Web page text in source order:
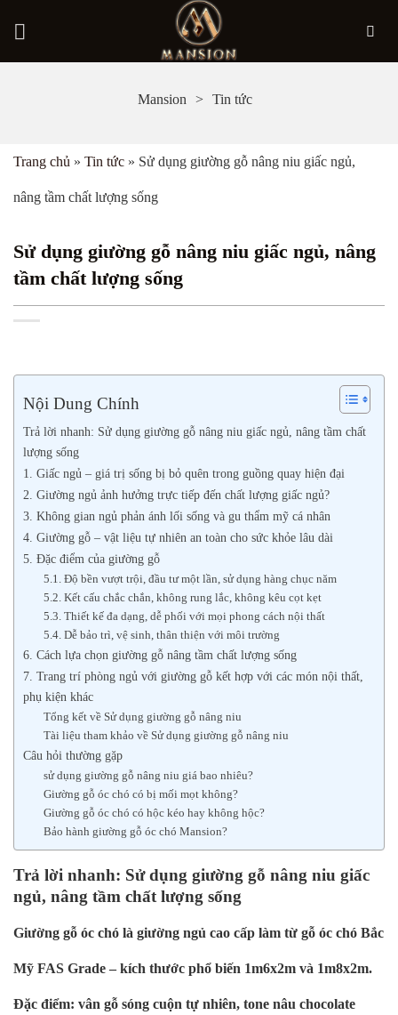
Mansion Tin tức
Trang chủ » Tin tức » Sử dụng giường gỗ nâng niu giấc ngủ,
nâng tầm chất lượng sống
Sử dụng giường gỗ nâng niu giấc ngủ, nâng
tầm chất lượng sống
Nội Dung Chính
Trả lời nhanh: Sử dụng giường gỗ nâng niu giấc ngủ, nâng tầm chất
lượng sống
1. Giấc ngủ – giá trị sống bị bỏ quên trong guồng quay hiện đại
2. Giường ngủ ảnh hưởng trực tiếp đến chất lượng giấc ngủ?
3. Không gian ngủ phản ánh lối sống và gu thẩm mỹ cá nhân
4. Giường gỗ – vật liệu tự nhiên an toàn cho sức khỏe lâu dài
5. Đặc điểm của giường gỗ
5.1. Độ bền vượt trội, đầu tư một lần, sử dụng hàng chục năm
5.2. Kết cấu chắc chắn, không rung lắc, không kêu cọt kẹt
5.3. Thiết kế đa dạng, dễ phối với mọi phong cách nội thất
5.4. Dễ bảo trì, vệ sinh, thân thiện với môi trường
6. Cách lựa chọn giường gỗ nâng tầm chất lượng sống
7. Trang trí phòng ngủ với giường gỗ kết hợp với các món nội thất,
phụ kiện khác
Tổng kết về Sử dụng giường gỗ nâng niu
Tài liệu tham khảo về Sử dụng giường gỗ nâng niu
Câu hỏi thường gặp
sử dụng giường gỗ nâng niu giá bao nhiêu?
Giường gỗ óc chó có bị mối mọt không?
Giường gỗ óc chó có hộc kéo hay không hộc?
Bảo hành giường gỗ óc chó Mansion?
Trả lời nhanh: Sử dụng giường gỗ nâng niu giấc
ngủ, nâng tầm chất lượng sống
Giường gỗ óc chó là giường ngủ cao cấp làm từ gỗ óc chó Bắc
Mỹ FAS Grade – kích thước phổ biến 1m6x2m và 1m8x2m.
Đặc điểm: vân gỗ sóng cuộn tự nhiên, tone nâu chocolate